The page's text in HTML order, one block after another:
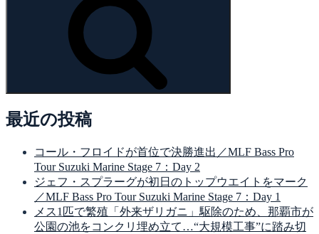
最近の投稿
コール・フロイドが首位で決勝進出／MLF Bass Pro
Tour Suzuki Marine Stage 7：Day 2
ジェフ・スプラーグが初日のトップウエイトをマーク
／MLF Bass Pro Tour Suzuki Marine Stage 7：Day 1
メス1匹で繁殖「外来ザリガニ」駆除のため、那覇市が
公園の池をコンクリ埋め立て…“大規模工事”に踏み切